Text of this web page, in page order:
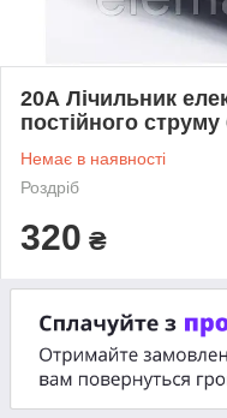
20А Лічильник
постійного
Немає в наявності
Роздріб
320 ₴